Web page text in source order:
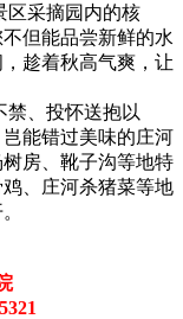
采摘园内的核
但能品尝新鲜的水
趁着秋高气爽，让
、投怀送抱以
能错过美味的庄河
房、靴子沟等地特
、庄河杀猪菜等地